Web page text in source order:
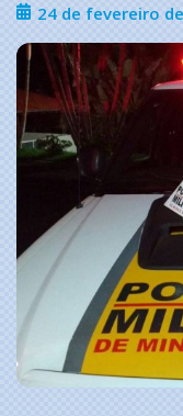
24 de fevereiro